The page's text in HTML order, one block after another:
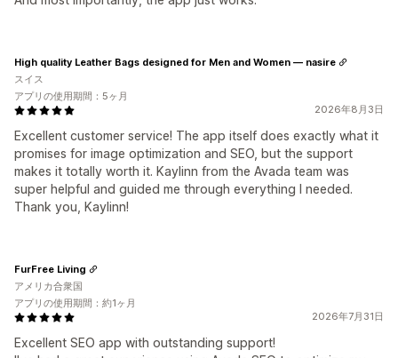
2026年8月3日
Excellent customer service! The app itself does exactly what it
promises for image optimization and SEO, but the support
makes it totally worth it. Kaylinn from the Avada team was
super helpful and guided me through everything I needed.
Thank you, Kaylinn!
High quality Leather Bags designed for Men and Women — nasire
スイス
アプリの使用期間：5ヶ月
2026年7月31日
Excellent SEO app with outstanding support!
FurFree Living
アメリカ合衆国
アプリの使用期間：約1ヶ月